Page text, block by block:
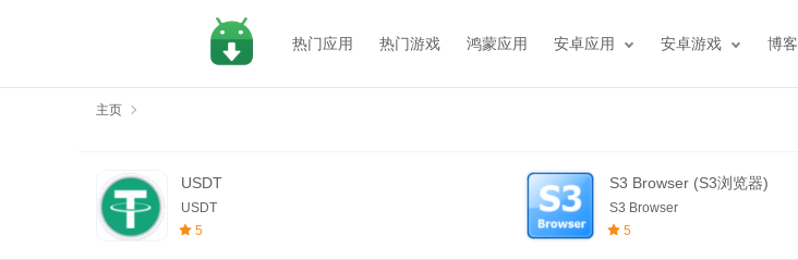
热门应用 热门游戏 鸿蒙应用 安卓应用 安卓游戏 博客
主页
USDT
USDT
5
S3 Browser (S3浏览器)
S3 Browser
5